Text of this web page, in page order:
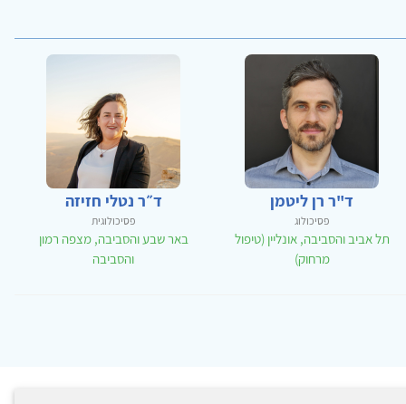
ד"ר רן ליטמן
פסיכולוג
תל אביב והסביבה, אונליין (טיפול
מרחוק)
ד״ר נטלי חזיזה
פסיכולוגית
באר שבע והסביבה, מצפה רמון
והסביבה